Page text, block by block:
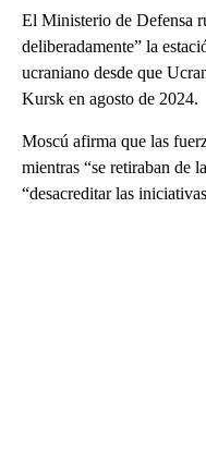
El Ministerio de Defensa
deliberadamente” la
ucraniano desde que
Kursk en agosto de 2024.
Moscú afirma que las
mientras “se retiraban de
“desacreditar las